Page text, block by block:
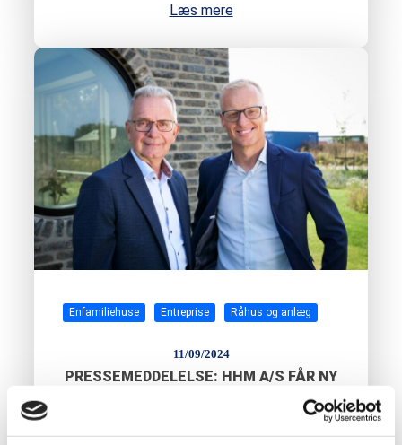
Læs mere
Enfamiliehuse Entreprise Råhus og anlæg
11/09/2024
PRESSEMEDDELELSE: HHM A/S FÅR NY
I dag er der direktørskifte i den succesrige,